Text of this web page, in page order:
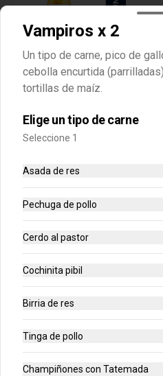
Jugo
azúcar.
Vampiros x 2
Un tipo de carne, pico de
cebolla encurtida
tortillas de maíz.
Elige un tipo de carne
Seleccione 1
Asada de res
Pechuga de pollo
Cerdo al pastor
Cochinita pibil
Birria de res
Tinga de pollo
Champiñones con Tatemada